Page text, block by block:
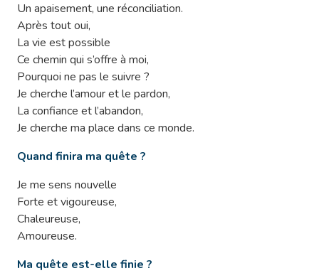
Un apaisement, une réconciliation.
Après tout oui,
La vie est possible
Ce chemin qui s’offre à moi,
Pourquoi ne pas le suivre ?
Je cherche l’amour et le pardon,
La confiance et l’abandon,
Je cherche ma place dans ce monde.
Quand finira ma quête ?
Je me sens nouvelle
Forte et vigoureuse,
Chaleureuse,
Amoureuse.
Ma quête est-elle finie ?